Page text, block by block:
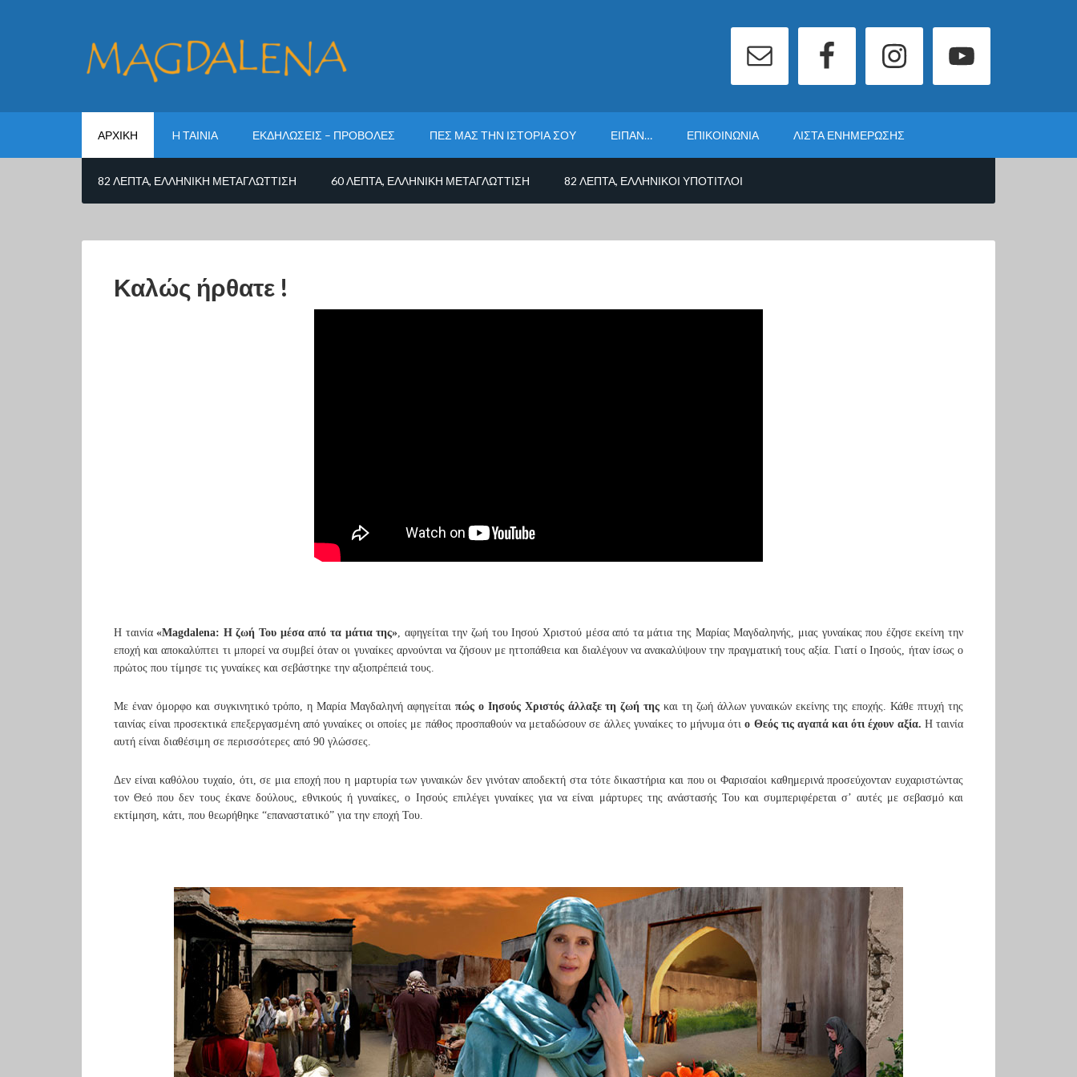
ΑΡΧΙΚΉ H ΤΑΙΝΊΑ ΕΚΔΗΛΏΣΕΙΣ – ΠΡΟΒΟΛΈΣ ΠΕΣ ΜΑΣ ΤΗΝ ΙΣΤΟΡΊΑ ΣΟΥ ΕΊΠΑΝ… ΕΠΙΚΟΙΝΩΝΊΑ ΛΊΣΤΑ ΕΝΗΜΈΡΩΣΗΣ
82 ΛΕΠΤΆ, ΕΛΛΗΝΙΚΉ ΜΕΤΑΓΛΏΤΤΙΣΗ 60 ΛΕΠΤΆ, ΕΛΛΗΝΙΚΉ ΜΕΤΑΓΛΏΤΤΙΣΗ 82 ΛΕΠΤΆ, ΕΛΛΗΝΙΚΟΊ ΥΠΌΤΙΤΛΟΙ
Καλώς ήρθατε !
Η ταινία«Magdalena: Η ζωή Του μέσα από τα μάτια της», αφηγείται την ζωή του Ιησού Χριστού μέσα από τα μάτια της Μαρίας Μαγδαληνής, μιας γυναίκας που έζησε εκείνη την
εποχή και αποκαλύπτει τι μπορεί να συμβεί όταν οι γυναίκες αρνούνται να ζήσουν με ηττοπάθεια και διαλέγουν να ανακαλύψουν την πραγματική τους αξία. Γιατί ο Ιησούς, ήταν ίσως ο
πρώτος που τίμησε τις γυναίκες και σεβάστηκε την αξιοπρέπειά τους.
Με έναν όμορφο και συγκινητικό τρόπο, η Μαρία Μαγδαληνή αφηγείται πώς ο Ιησούς Χριστός άλλαξε τη ζωή της και τη ζωή άλλων γυναικών εκείνης της εποχής. Κάθε πτυχή της
ταινίας είναι προσεκτικά επεξεργασμένη από γυναίκες οι οποίες με πάθος προσπαθούν να μεταδώσουν σε άλλες γυναίκες το μήνυμα ότιο Θεός τις αγαπά και ότι έχουν αξία. Η ταινία
αυτή είναι διαθέσιμη σε περισσότερες από 90 γλώσσες.
Δεν είναι καθόλου τυχαίο, ότι, σε μια εποχή που η μαρτυρία των γυναικών δεν γινόταν αποδεκτή στα τότε δικαστήρια και που οι Φαρισαίοι καθημερινά προσεύχονταν ευχαριστώντας
τον Θεό που δεν τους έκανε δούλους, εθνικούς ή γυναίκες, ο Ιησούς επιλέγει γυναίκες για να είναι μάρτυρες της ανάστασής Του και συμπεριφέρεται σ’ αυτές με σεβασμό και
εκτίμηση, κάτι, που θεωρήθηκε “επαναστατικό” για την εποχή Του.